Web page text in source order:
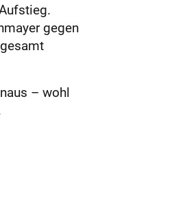
gegen
– wohl